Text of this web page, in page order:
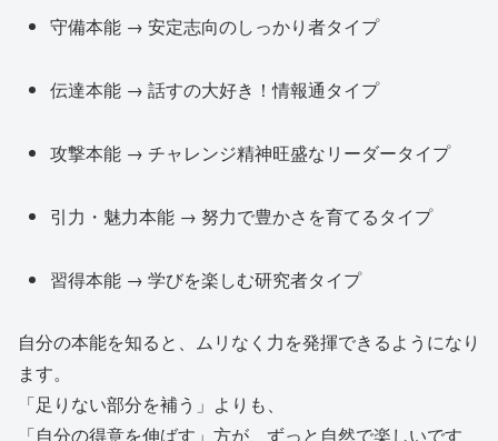
守備本能 → 安定志向のしっかり者タイプ
伝達本能 → 話すの大好き！情報通タイプ
攻撃本能 → チャレンジ精神旺盛なリーダータイプ
引力・魅力本能 → 努力で豊かさを育てるタイプ
習得本能 → 学びを楽しむ研究者タイプ
自分の本能を知ると、ムリなく力を発揮できるようになり
ます。
「足りない部分を補う」よりも、
「自分の得意を伸ばす」方が、ずっと自然で楽しいです